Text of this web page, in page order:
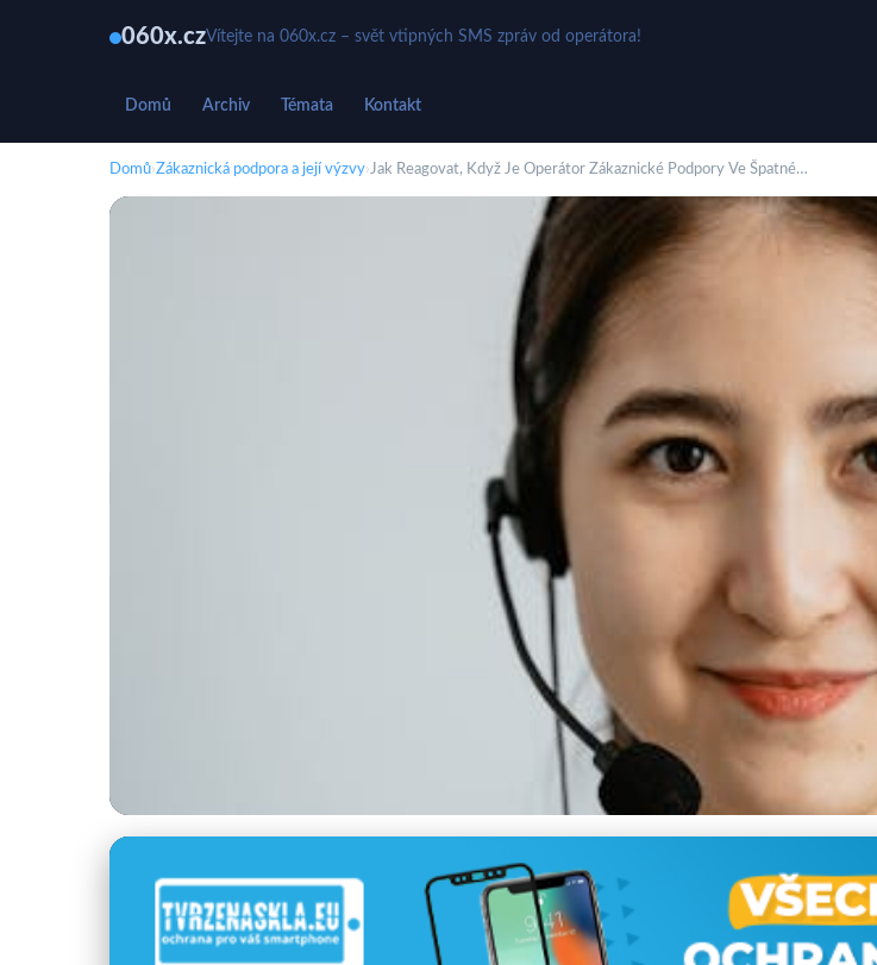
060x.czVítejte na 060x.cz – svět vtipných SMS zpráv od operátora!
Domů Archiv Témata Kontakt
Domů›Zákaznická podpora a její výzvy›Jak Reagovat, Když Je Operátor Zákaznické Podpory Ve Špatné…
Jak Reagovat, Když Je Operátor